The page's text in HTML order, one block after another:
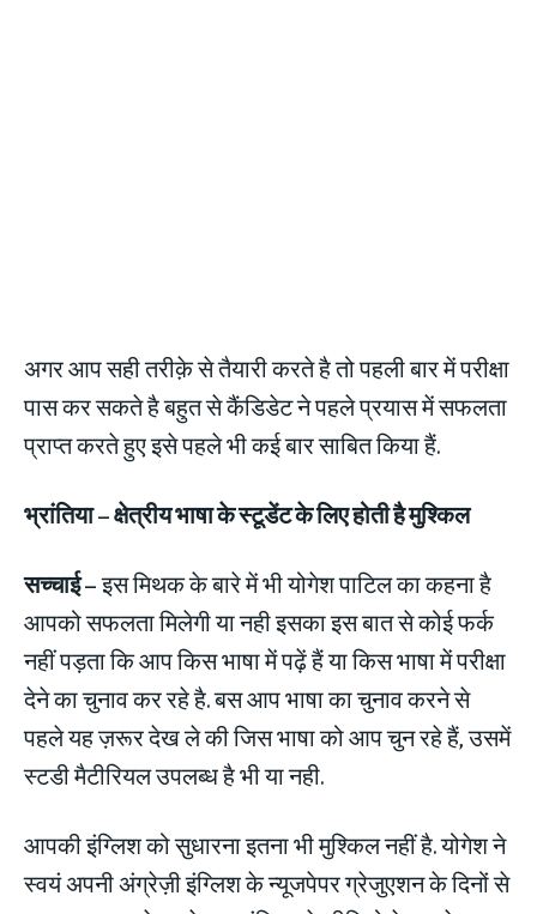
अगर आप सही तरीक़े से तैयारी करते है तो पहली बार में परीक्षा
पास कर सकते है बहुत से कैंडिडेट ने पहले प्रयास में सफलता
प्राप्त करते हुए इसे पहले भी कई बार साबित किया हैं.
भ्रांतिया– क्षेत्रीय भाषा के स्टूडेंट के लिए होती है मुश्किल
सच्चाई –इस मिथक के बारे में भी योगेश पाटिल का कहना है
आपको सफलता मिलेगी या नही इसका इस बात से कोई फर्क
नहीं पड़ता कि आप किस भाषा में पढ़ें हैं या किस भाषा में परीक्षा
देने का चुनाव कर रहे है. बस आप भाषा का चुनाव करने से
पहले यह ज़रूर देख ले की जिस भाषा को आप चुन रहे हैं, उसमें
स्टडी मैटीरियल उपलब्ध है भी या नही.
आपकी इंग्लिश को सुधारना इतना भी मुश्किल नहीं है. योगेश ने
स्वयं अपनी अंग्रेज़ी इंग्लिश के न्यूजपेपर ग्रेजुएशन के दिनों से